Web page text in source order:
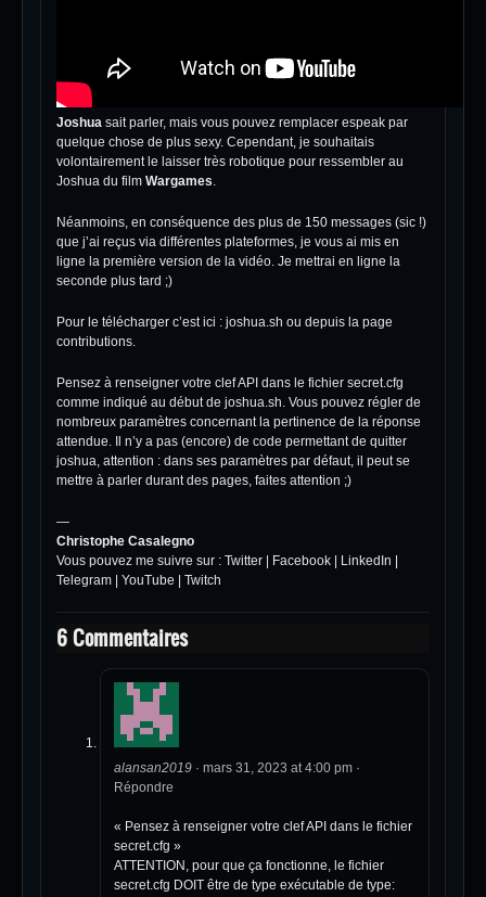
Joshua sait parler, mais vous pouvez remplacer espeak par
quelque chose de plus sexy. Cependant, je souhaitais
volontairement le laisser très robotique pour ressembler au
Joshua du film Wargames.
Néanmoins, en conséquence des plus de 150 messages (sic !)
que j’ai reçus via différentes plateformes, je vous ai mis en
ligne la première version de la vidéo. Je mettrai en ligne la
seconde plus tard ;)
Pour le télécharger c’est ici : joshua.sh ou depuis la page
contributions.
Pensez à renseigner votre clef API dans le fichier secret.cfg
comme indiqué au début de joshua.sh. Vous pouvez régler de
nombreux paramètres concernant la pertinence de la réponse
attendue. Il n’y a pas (encore) de code permettant de quitter
joshua, attention : dans ses paramètres par défaut, il peut se
mettre à parler durant des pages, faites attention ;)
—
Christophe Casalegno
Vous pouvez me suivre sur : Twitter Facebook LinkedIn
Telegram
YouTube Twitch
6 Commentaires
alansan2019 · mars 31, 2023 at 4:00 pm ·
Répondre
« Pensez à renseigner votre clef API dans le fichier
secret.cfg »
ATTENTION, pour que ça fonctionne, le fichier
secret.cfg DOIT être de type exécutable de type: